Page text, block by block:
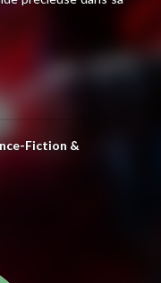
Fiction &